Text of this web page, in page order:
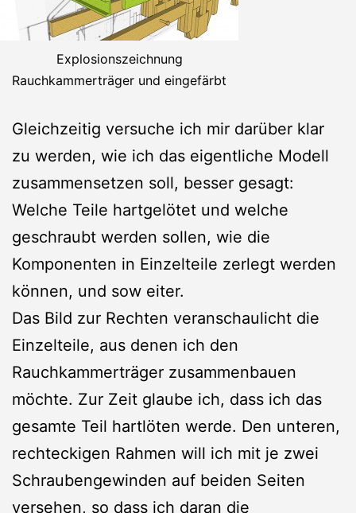
Explosionszeichnung
Rauchkammerträger und eingefärbt
Gleichzeitig versuche ich mir darüber klar
zu werden, wie ich das eigentliche Modell
zusammensetzen soll, besser gesagt:
Welche Teile hartgelötet und welche
geschraubt werden sollen, wie die
Komponenten in Einzelteile zerlegt werden
können, und sow eiter.
Das Bild zur Rechten veranschaulicht die
Einzelteile, aus denen ich den
Rauchkammerträger zusammenbauen
möchte. Zur Zeit glaube ich, dass ich das
gesamte Teil hartlöten werde. Den unteren,
rechteckigen Rahmen will ich mit je zwei
Schraubengewinden auf beiden Seiten
versehen, so dass ich daran die